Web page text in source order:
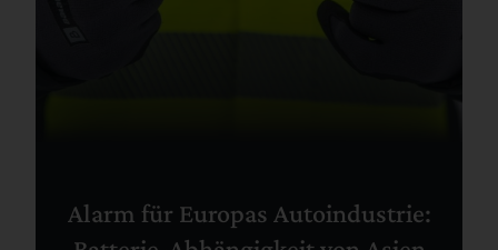
Alarm für Europas Autoindustrie: